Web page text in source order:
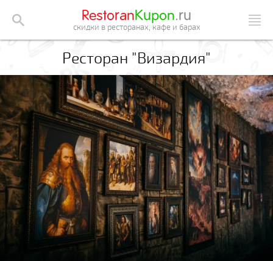
RestoranKupon.ru
скидки в ресторанах, кафе и барах
Ресторан "Визардия"